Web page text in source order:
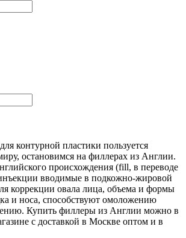
контурной пластики пользуется
остановимся на филлерах из Англии.
происхождения (fill, в переводе
вводимые в подкожно-жировой
коррекции овала лица, объема и формы
и носа, способствуют омоложению
Купить филлеры из Англии можно в
с доставкой в Москве оптом и в